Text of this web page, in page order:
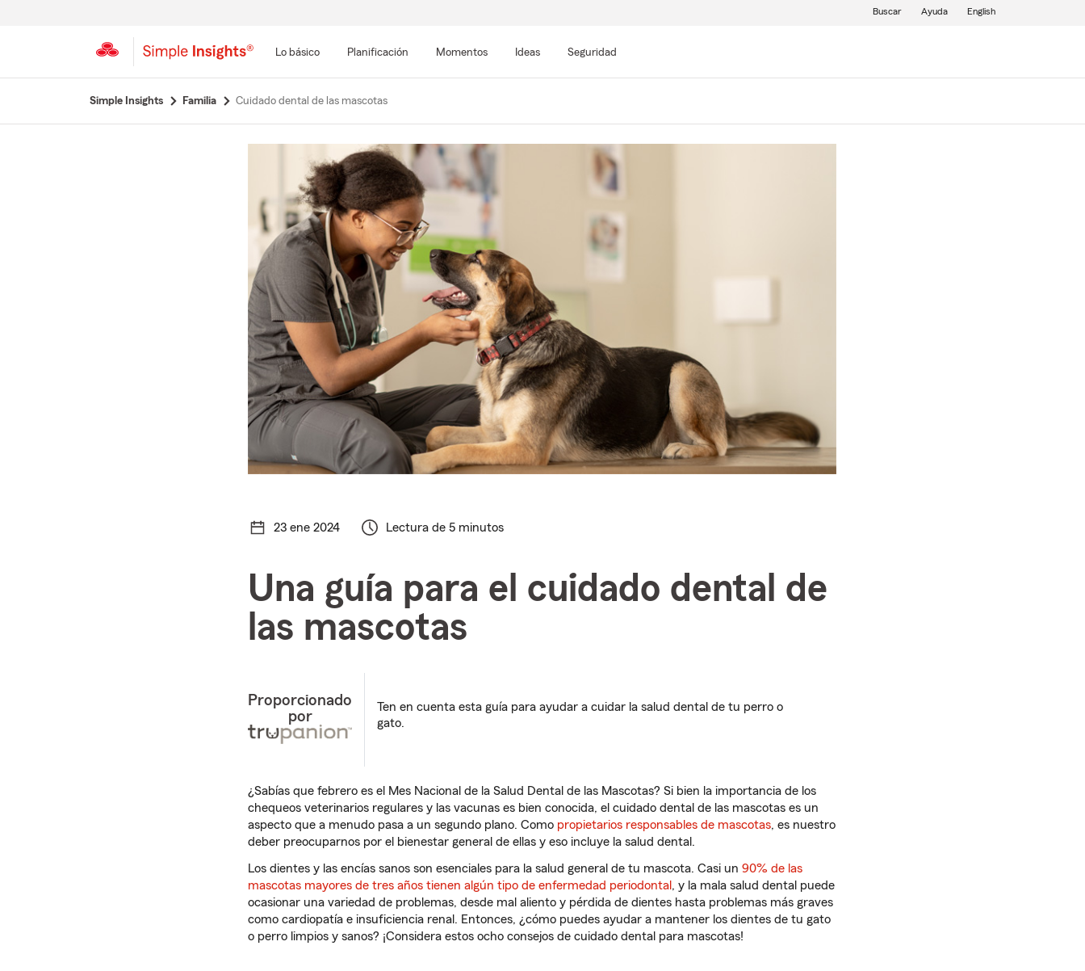
Lo básico Planificación Momentos Ideas Seguridad
Buscar Ayuda English
Simple Insights Familia Cuidado dental de las mascotas
23 ene 2024 Lectura de 5 minutos
Una guía para el cuidado dental de
las mascotas
Proporcionado
por
Ten en cuenta esta guía para ayudar a cuidar la salud dental de tu perro o
gato.
¿Sabías que febrero es el Mes Nacional de la Salud Dental de las Mascotas? Si bien la importancia de los
chequeos veterinarios regulares y las vacunas es bien conocida, el cuidado dental de las mascotas es un
aspecto que a menudo pasa a un segundo plano. Como propietarios responsables de mascotas, es nuestro
deber preocuparnos por el bienestar general de ellas y eso incluye la salud dental.
Los dientes y las encías sanos son esenciales para la salud general de tu mascota. Casi un 90% de las
mascotas mayores de tres años tienen algún tipo de enfermedad periodontal , y la mala salud dental puede
ocasionar una variedad de problemas, desde mal aliento y pérdida de dientes hasta problemas más graves
como cardiopatía e insuficiencia renal. Entonces, ¿cómo puedes ayudar a mantener los dientes de tu gato
o perro limpios y sanos? ¡Considera estos ocho consejos de cuidado dental para mascotas!